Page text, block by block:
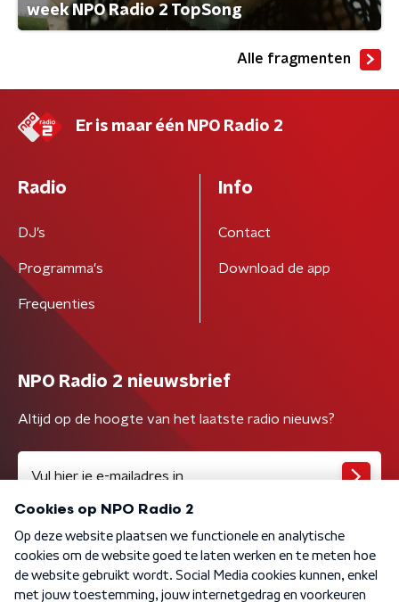
week NPO Radio 2 TopSong
Alle fragmenten
Er is maar één NPO Radio 2
Radio
DJ’s
Programma's
Frequenties
Info
Contact
Download de app
NPO Radio 2 nieuwsbrief
Altijd op de hoogte van het laatste radio nieuws?
Algemene voorwaarden